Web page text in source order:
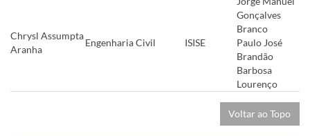
Chrysl Assumpta
Aranha
Engenharia Civil ISISE
Gonçalves
Branco
Paulo José
Brandão
Barbosa
Lourenço
Voltar ao Topo